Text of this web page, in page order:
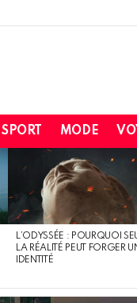
SPORT MODE
L’ODYSSÉE : POURQUOI
LA RÉALITÉ PEUT FORGER
IDENTITÉ